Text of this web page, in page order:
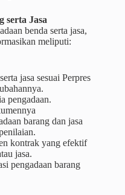
serta Jasa
benda serta jasa,
meliputi:
jasa sesuai Perpres
pengadaan.
barang dan jasa
kontrak yang efektif
jasa.
pengadaan barang